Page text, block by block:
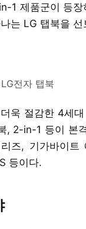
1 제품군이 등
는 LG 탭북을 선
LG전자 탭북
욱 절감한 4세
, 2-in-1 등이 본
즈, 기가바이트
등이다.